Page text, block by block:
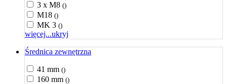
3 x M8 ()
M18 ()
MK 3 ()
więcej...ukryj
Średnica zewnętrzna
41 mm ()
160 mm ()